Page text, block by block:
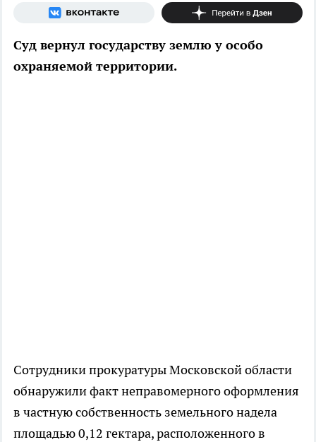
Суд вернул государству землю у особо
охраняемой территории.
Сотрудники прокуратуры Московской области
обнаружили факт неправомерного оформления
в частную собственность земельного надела
площадью 0,12 гектара, расположенного в